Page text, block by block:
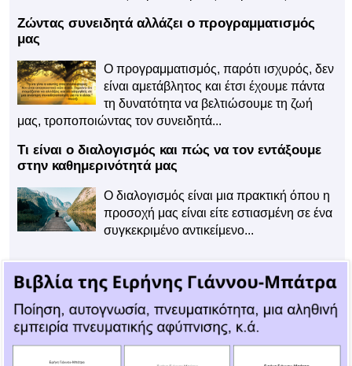
Ζώντας συνειδητά αλλάζει ο προγραμματισμός
μας
Ο προγραμματισμός, παρότι ισχυρός, δεν
είναι αμετάβλητος και έτσι έχουμε πάντα
τη δυνατότητα να βελτιώσουμε τη ζωή
μας, τροποποιώντας τον συνειδητά...
Τι είναι ο διαλογισμός και πώς να τον εντάξουμε
στην καθημερινότητά μας
Ο διαλογισμός είναι μια πρακτική όπου η
προσοχή μας είναι είτε εστιασμένη σε ένα
συγκεκριμένο αντικείμενο...